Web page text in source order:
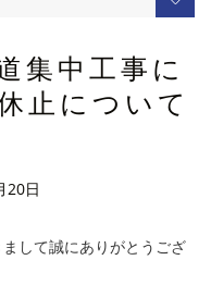
集中工事に
止について
20日
して誠にありがとうござ